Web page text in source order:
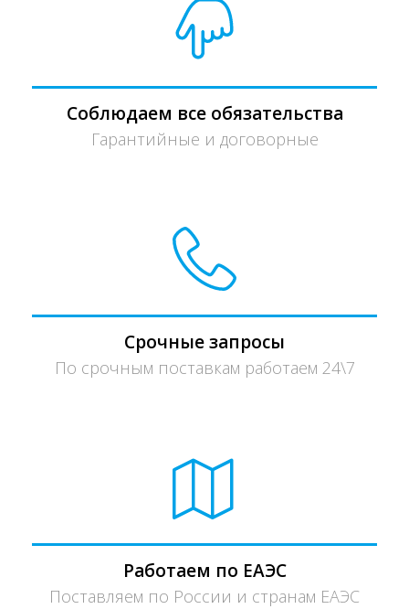
Соблюдаем все обязательства
Гарантийные и договорные
Срочные запросы
По срочным поставкам работаем 24\7
Работаем по ЕАЭС
Поставляем по России и странам ЕАЭС